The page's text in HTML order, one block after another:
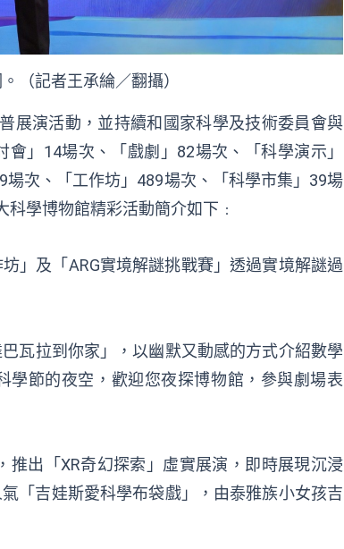
（記者王承綸／翻攝）
展演活動，並持續和國家科學及技術委員會與
」 14場次、「戲劇」82場次、「科學演示」
次、「工作坊」489場次、「科學市集」39場
科學博物館精彩活動簡介如下 ﹕
」及「ARG實境解謎挑戰賽」透過實境解謎過
瓦拉到你家」，以幽默又動感的方式介紹數學
學節的夜空，歡迎您夜探博物館，參與劇場表
推出「XR奇幻探索」虛實展演，即時展現沉浸
「吉娃斯愛科學布袋戲」，由泰雅族小女孩吉